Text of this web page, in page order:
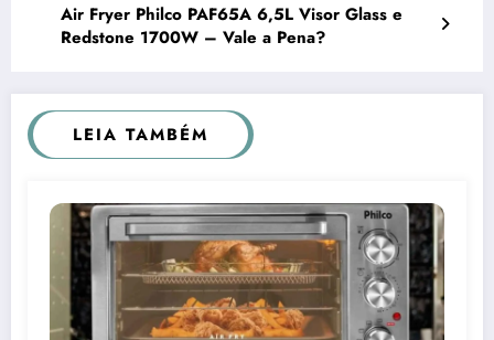
Air Fryer Philco PAF65A 6,5L Visor Glass e
Redstone 1700W – Vale a Pena?
LEIA TAMBÉM